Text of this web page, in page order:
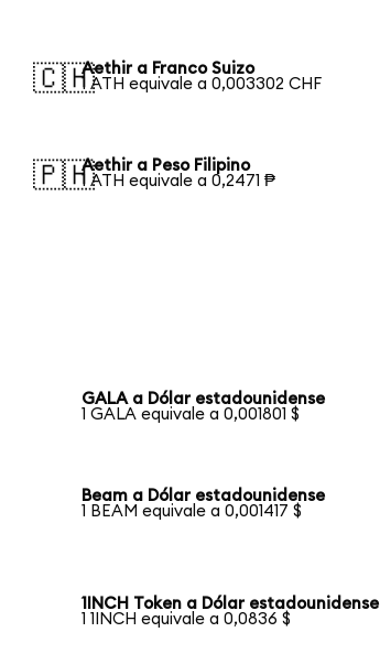
🇨🇭Aethir a Franco Suizo
1 ATH equivale a 0,003302 CHF
🇵🇭Aethir a Peso Filipino
1 ATH equivale a 0,2471 ₱
GALA a Dólar estadounidense
1 GALA equivale a 0,001801 $
Beam a Dólar estadounidense
1 BEAM equivale a 0,001417 $
1INCH Token a Dólar estadounidense
1 1INCH equivale a 0,0836 $